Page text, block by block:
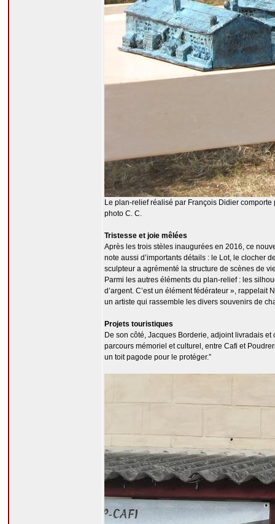
Le plan-relief réalisé par François Didier
photo C. C.
Tristesse et joie mêlées
Après les trois stèles inaugurées en 2016, ce
note aussi d’importants détails : le Lot, le clocher
sculpteur a agrémenté la structure de scènes de
Parmi les autres éléments du plan-relief : les
d’argent. C’est un élément fédérateur »,
un artiste qui rassemble les divers souvenirs de
Projets touristiques
De son côté, Jacques Borderie, adjoint livradais
parcours mémoriel et culturel, entre Cafi et
un toit pagode pour le protéger.”